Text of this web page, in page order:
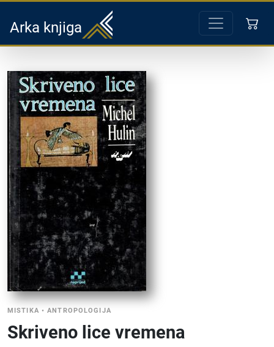
Arka knjiga
MISTIKA •ANTROPOLOGIJA
Skriveno lice vremena